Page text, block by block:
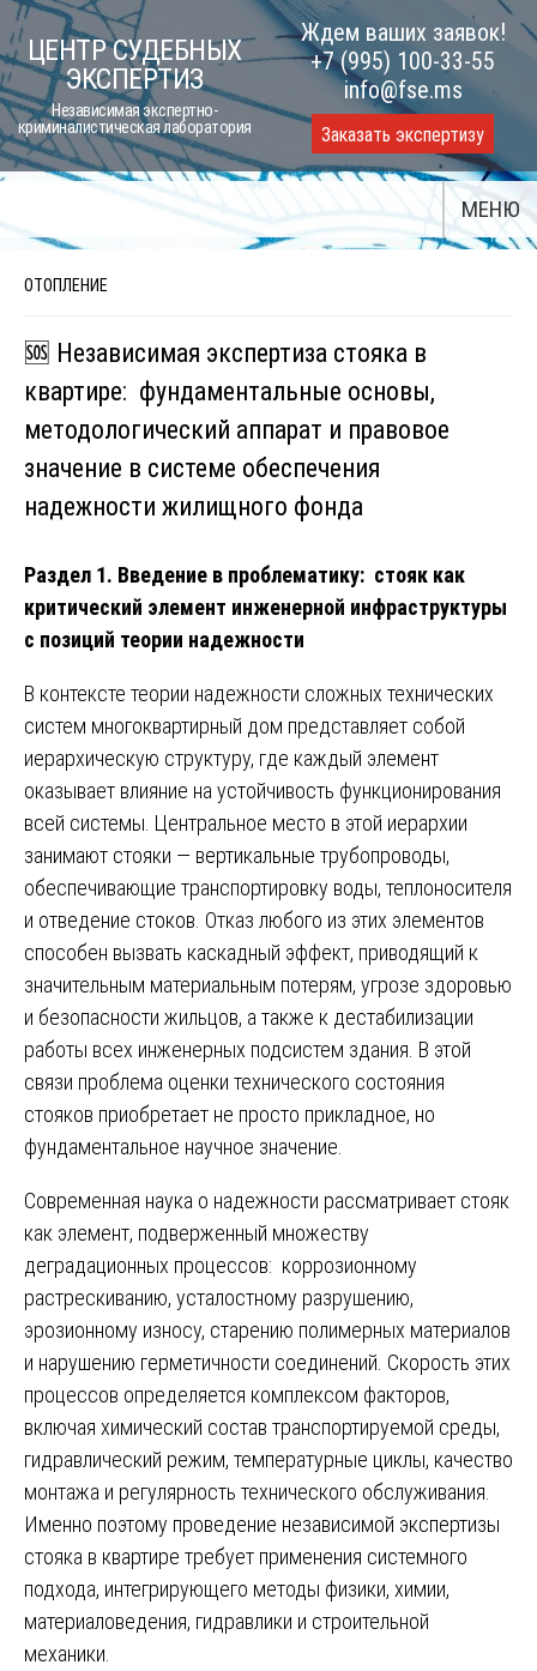
Skip
to
content
ЦЕНТР СУДЕБНЫХ
ЭКСПЕРТИЗ
Независимая экспертно-
криминалистическая лаборатория
Ждем ваших заявок!
+7 (995) 100-33-55
info@fse.ms
Заказать экспертизу
МЕНЮ
ОТОПЛЕНИЕ
🆘 Независимая экспертиза стояка в
квартире: фундаментальные основы,
методологический аппарат и правовое
значение в системе обеспечения
надежности жилищного фонда
Раздел 1. Введение в проблематику: стояк как
критический элемент инженерной инфраструктуры
с позиций теории надежности
В контексте теории надежности сложных технических
систем многоквартирный дом представляет собой
иерархическую структуру, где каждый элемент
оказывает влияние на устойчивость функционирования
всей системы. Центральное место в этой иерархии
занимают стояки — вертикальные трубопроводы,
обеспечивающие транспортировку воды, теплоносителя
и отведение стоков. Отказ любого из этих элементов
способен вызвать каскадный эффект, приводящий к
значительным материальным потерям, угрозе здоровью
и безопасности жильцов, а также к дестабилизации
работы всех инженерных подсистем здания. В этой
связи проблема оценки технического состояния
стояков приобретает не просто прикладное, но
фундаментальное научное значение.
Современная наука о надежности рассматривает стояк
как элемент, подверженный множеству
деградационных процессов: коррозионному
растрескиванию, усталостному разрушению,
эрозионному износу, старению полимерных материалов
и нарушению герметичности соединений. Скорость этих
процессов определяется комплексом факторов,
включая химический состав транспортируемой среды,
гидравлический режим, температурные циклы, качество
монтажа и регулярность технического обслуживания.
Именно поэтому проведение независимой экспертизы
стояка в квартире требует применения системного
подхода, интегрирующего методы физики, химии,
материаловедения, гидравлики и строительной
механики.